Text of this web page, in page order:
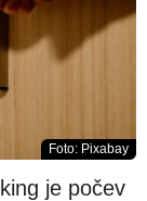
Foto: Pixabay
je počev